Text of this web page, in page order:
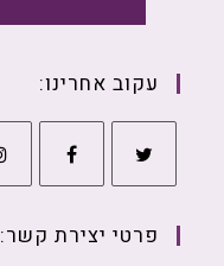
עקוב אחרינו:
פרטי יצירת קשר: